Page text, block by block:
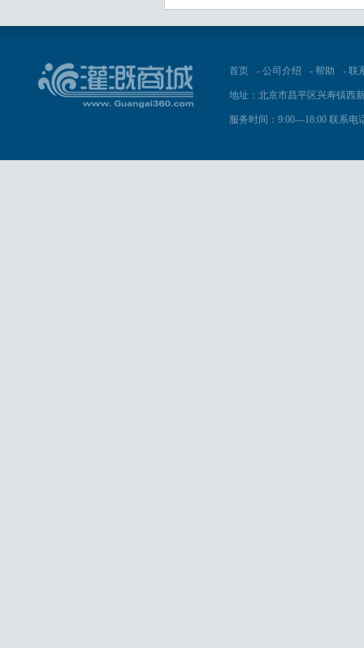
首页 - 公司介绍 - 帮助 - 联
地址：北京市昌平区兴寿镇西
服务时间：9:00—18:00 联系电